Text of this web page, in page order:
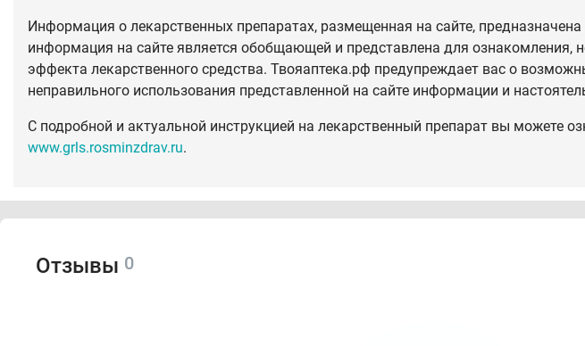
Информация о лекарственных препаратах, размещенная на сайте,
информация на сайте является обобщающей и представлена для ознакомления,
эффекта лекарственного средства. Твояаптека.рф предупреждает вас о
неправильного использования представленной на сайте информации и
С подробной и актуальной инструкцией на лекарственный препарат вы можете
www.grls.rosminzdrav.ru.
Отзывы 0